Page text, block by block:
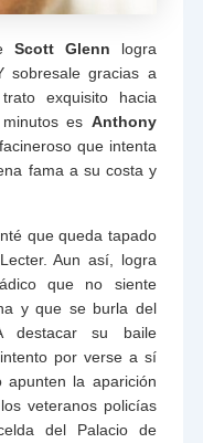
Scott Glenn logra
sobresale gracias a
exquisito hacia
es Anthony
que intenta
fama a su costa y
que queda tapado
Aun así, logra
que no siente
y que se burla del
destacar su baile
por verse a sí
apunten la aparición
veteranos policías
del Palacio de